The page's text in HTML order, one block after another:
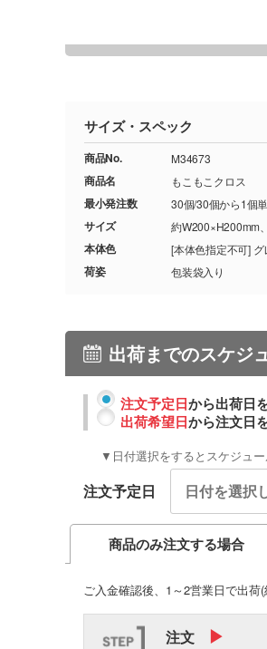
サイズ・スペック
商品No. M34673
商品名 もこもこクロス
最小発注数 30個/30個から1個
サイズ 約W200×H200mm
本体色 [本
荷姿 包装袋入り
出荷までのスケジ
注文予定日から出荷日
出荷希望日から注文日
▼日付選択をするとスケジュ
注文予定日
商品のみ注文する場合
ご入金確認後、1～2営業日で出荷
注文